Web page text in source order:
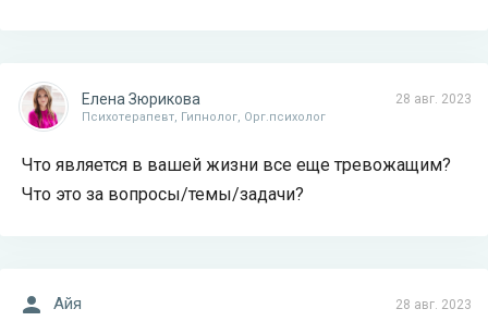
28 авг. 2023
Елена Зюрикова
Психотерапевт, Гипнолог, Орг.психолог
Что является в вашей жизни все еще тревожащим?
Что это за вопросы/темы/задачи?
28 авг. 2023
Айя